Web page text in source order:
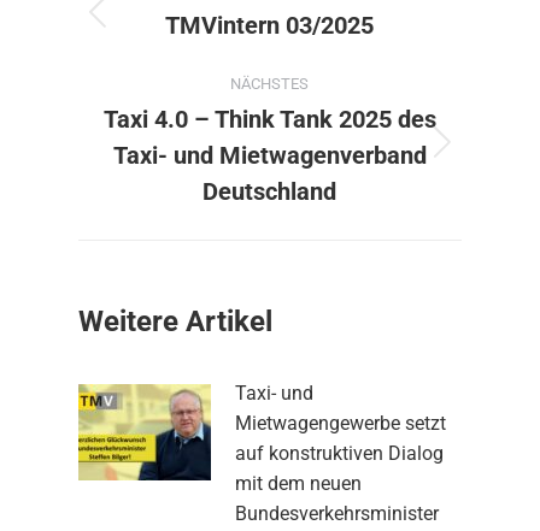
Vorheriger
TMVintern 03/2025
NÄCHSTES
Nächster
Beitrag:
Taxi 4.0 – Think Tank 2025 des
Taxi- und Mietwagenverband
Deutschland
Weitere Artikel
Taxi- und
Mietwagengewerbe setzt
auf konstruktiven Dialog
mit dem neuen
Bundesverkehrsminister